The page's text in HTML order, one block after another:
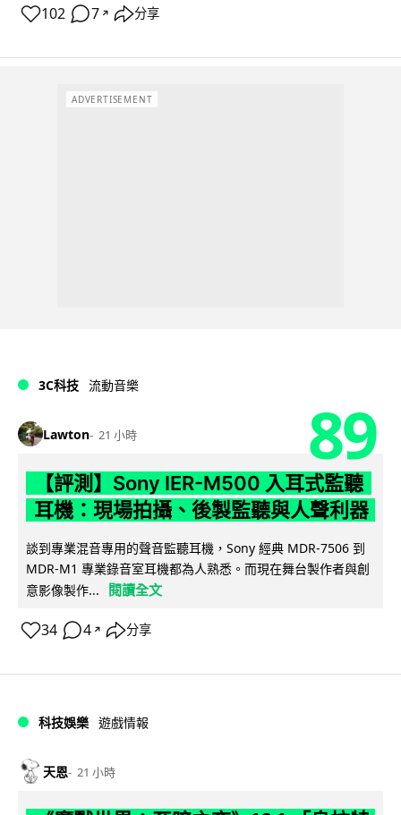
102 7 ↗ 分享
ADVERTISEMENT
3C科技 流動音樂
Lawton 21 小時 89
【評測】Sony IER-M500 入耳式監聽
耳機：現場拍攝、後製監聽與人聲利器
談到專業混音專用的聲音監聽耳機，Sony 經典 MDR-7506 到
MDR-M1 專業錄音室耳機都為人熟悉。而現在舞台製作者與創
意影像製作...
閱讀全文
34 4 ↗ 分享
科技娛樂 遊戲情報
天恩 21 小時